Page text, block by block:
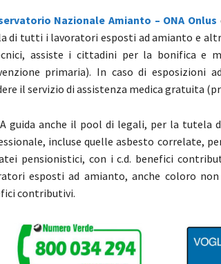
Nazionale Amianto – ONA Onlus
di tutti i lavoratori esposti ad amianto e altri
assiste i cittadini per la bonifica e
primaria). In caso di esposizioni
il servizio di assistenza medica gratuita
guida anche il pool di legali, per la
incluse quelle asbesto correlate,
pensionistici, con i c.d. benefici
esposti ad amianto, anche coloro
contributivi.